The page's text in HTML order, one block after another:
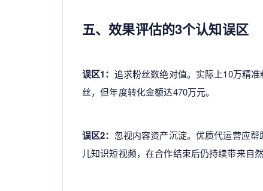
五、效果评估的3个认知误区
误区1： 追求粉丝数绝对值。实际上10万精
丝，但年度转化金额达470万元。
误区2： 忽视内容资产沉淀。优质代运营应
儿知识短视频，在合作结束后仍持续带来自然